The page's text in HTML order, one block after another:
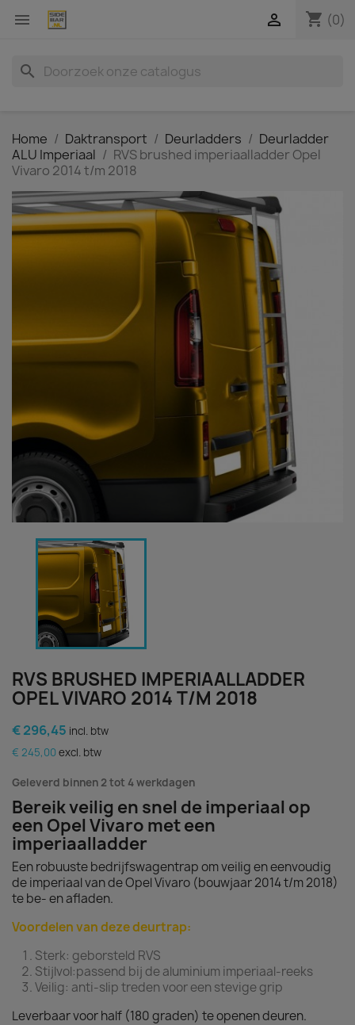
 shopping_cart (0)

search
Home Daktransport Deurladders
Deurladder
ALU Imperiaal
RVS brushed imperiaalladder Opel
Vivaro 2014 t/m 2018
RVS BRUSHED IMPERIAALLADDER
OPEL VIVARO 2014 T/M 2018
€ 296,45 incl. btw
€ 245,00 excl. btw
Geleverd binnen 2 tot 4 werkdagen
Bereik veilig en snel de imperiaal op
een Opel Vivaro met een
imperiaalladder
Een robuuste bedrijfswagentrap om veilig en eenvoudig
de imperiaal van de Opel Vivaro (bouwjaar 2014 t/m 2018)
te be- en afladen.
Voordelen van deze deurtrap:
Sterk: geborsteld RVS
Stijlvol:passend bij de aluminium imperiaal-reeks
Veilig: anti-slip treden voor een stevige grip
Leverbaar voor half (180 graden) te openen deuren.